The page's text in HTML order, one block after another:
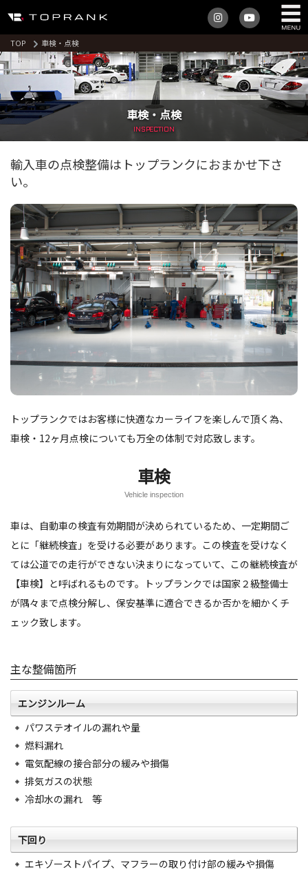
TOP 車検・点検
車検・点検
INSPECTION
輸入車の点検整備はトップランクにおまかせ下さ
い。
トップランクではお客様に快適なカーライフを楽しんで頂く為、
車検・12ヶ月点検についても万全の体制で対応致します。
車検
Vehicle inspection
車は、自動車の検査有効期間が決められているため、一定期間ご
とに「継続検査」を受ける必要があります。この検査を受けなく
ては公道での走行ができない決まりになっていて、この継続検査が
【車検】と呼ばれるものです。トップランクでは国家２級整備士
が隅々まで点検分解し、保安基準に適合できるか否かを細かくチ
ェック致します。
主な整備箇所
エンジンルーム
パワステオイルの漏れや量
燃料漏れ
電気配線の接合部分の緩みや損傷
排気ガスの状態
冷却水の漏れ 等
下回り
エキゾーストパイプ、マフラーの取り付け部の緩みや損傷